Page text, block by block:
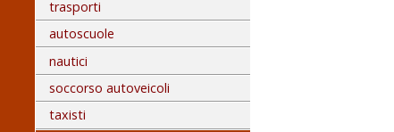
trasporti
autoscuole
nautici
soccorso autoveicoli
taxisti